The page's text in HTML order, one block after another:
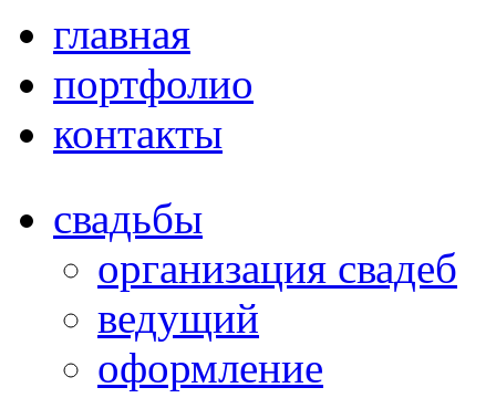
главная
портфолио
контакты
свадьбы
организация свадеб
ведущий
оформление